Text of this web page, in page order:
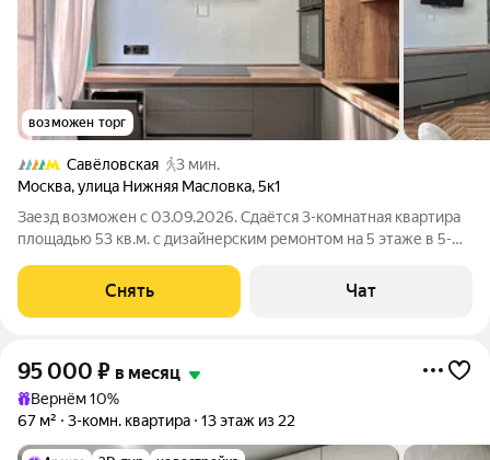
возможен торг
Савёловская
3 мин.
Москва,улица Нижняя Масловка,5к1
Заезд возможен с 03.09.2026. Сдаётся 3-комнатная квартира
площадью 53 кв.м. с дизайнерским ремонтом на 5 этаже в 5-
Снять Чат
95 000 ₽ в месяц
Вернём 10%
67 м²
3-комн. квартира 13 этаж из 22